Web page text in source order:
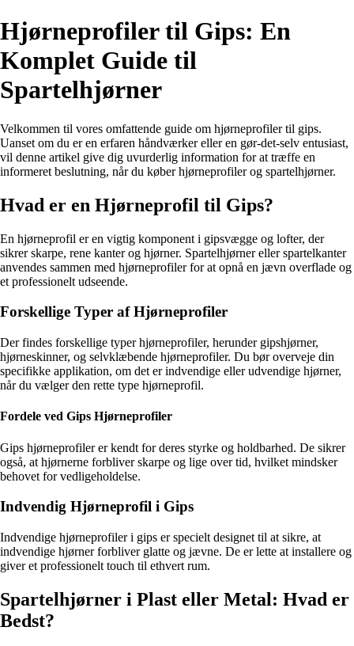
Hjørneprofiler til Gips: En
Komplet Guide til
Spartelhjørner
Velkommen til vores omfattende guide om hjørneprofiler til gips.
Uanset om du er en erfaren håndværker eller en gør-det-selv entusiast,
vil denne artikel give dig uvurderlig information for at træffe en
informeret beslutning, når du køber hjørneprofiler og spartelhjørner.
Hvad er en Hjørneprofil til Gips?
En hjørneprofil er en vigtig komponent i gipsvægge og lofter, der
sikrer skarpe, rene kanter og hjørner. Spartelhjørner eller spartelkanter
anvendes sammen med hjørneprofiler for at opnå en jævn overflade og
et professionelt udseende.
Forskellige Typer af Hjørneprofiler
Der findes forskellige typer hjørneprofiler, herunder gipshjørner,
hjørneskinner, og selvklæbende hjørneprofiler. Du bør overveje din
specifikke applikation, om det er indvendige eller udvendige hjørner,
når du vælger den rette type hjørneprofil.
Fordele ved Gips Hjørneprofiler
Gips hjørneprofiler er kendt for deres styrke og holdbarhed. De sikrer
også, at hjørnerne forbliver skarpe og lige over tid, hvilket mindsker
behovet for vedligeholdelse.
Indvendig Hjørneprofil i Gips
Indvendige hjørneprofiler i gips er specielt designet til at sikre, at
indvendige hjørner forbliver glatte og jævne. De er lette at installere og
giver et professionelt touch til ethvert rum.
Spartelhjørner i Plast eller Metal: Hvad er
Bedst?